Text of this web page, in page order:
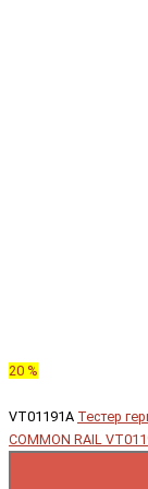
20 %
VT01191A Тестер
COMMON RAIL